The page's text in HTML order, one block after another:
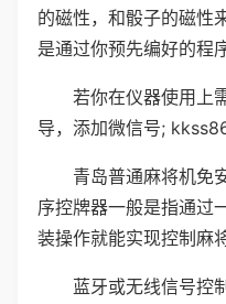
的磁性，和骰子的磁性
是通过你预先编好的程序
若你在仪器使用上
导，添加微信号;
青岛普通麻将机免
序控牌器一般是指通过
装操作就能实现控制麻
蓝牙或无线信号控